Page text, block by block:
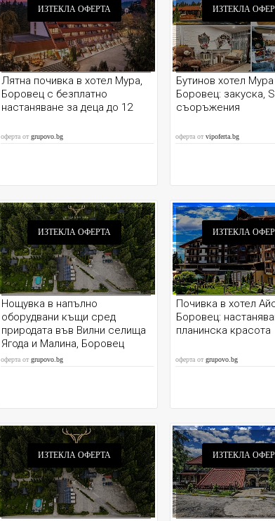
ИЗТЕКЛА ОФЕРТА
Лятна почивка в хотел Мура,
Боровец с безплатно
настаняване за деца до 12
оферта от grupovo.bg
ИЗТЕКЛА
Бутинов хотел Мура
Боровец: закуска,
съоръжения
оферта от vipoferta.bg
ИЗТЕКЛА ОФЕРТА
Нощувка в напълно
оборудвани къщи сред
природата във Вилни селища
Ягода и Малина, Боровец
оферта от grupovo.bg
ИЗТЕКЛА
Почивка в хотел
Боровец:
планинска красота
оферта от grupovo.bg
ИЗТЕКЛА ОФЕРТА ИЗТЕКЛА